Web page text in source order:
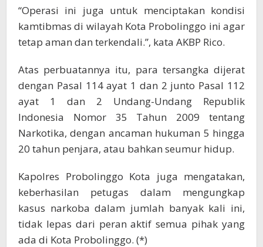
“Operasi ini juga untuk menciptakan kondisi
kamtibmas di wilayah Kota Probolinggo ini agar
tetap aman dan terkendali.”, kata AKBP Rico.
Atas perbuatannya itu, para tersangka dijerat
dengan Pasal 114 ayat 1 dan 2 junto Pasal 112
ayat 1 dan 2 Undang-Undang Republik
Indonesia Nomor 35 Tahun 2009 tentang
Narkotika, dengan ancaman hukuman 5 hingga
20 tahun penjara, atau bahkan seumur hidup.
Kapolres Probolinggo Kota juga mengatakan,
keberhasilan petugas dalam mengungkap
kasus narkoba dalam jumlah banyak kali ini,
tidak lepas dari peran aktif semua pihak yang
ada di Kota Probolinggo. (*)